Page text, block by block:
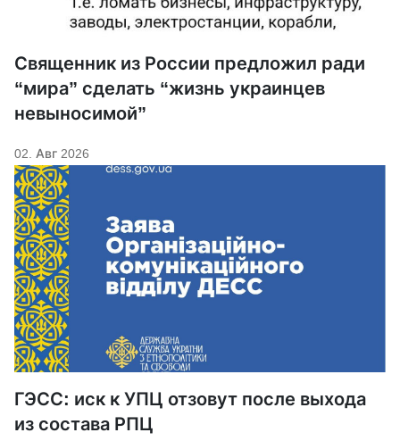
Священник из России предложил ради
“мира” сделать “жизнь украинцев
невыносимой”
02. Авг 2026
ГЭСС: иск к УПЦ отзовут после выхода
из состава РПЦ